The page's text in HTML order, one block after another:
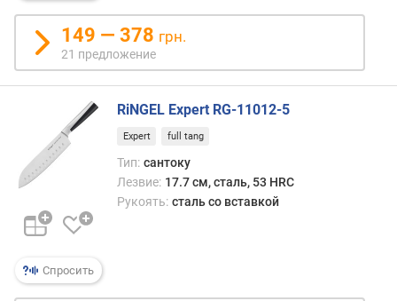
149 — 378 грн.
21 предложение
Спросить
RiNGEL Expert RG-11012-5
Expert full tang
Тип: сантоку
Лезвие: 17.7 см, сталь, 53 HRC
Рукоять: сталь со вставкой